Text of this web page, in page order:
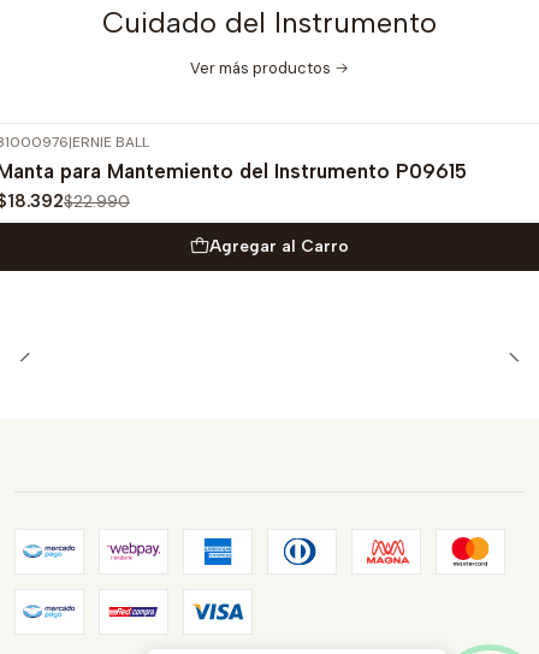
Cuidado del Instrumento
Ver más productos
OFF
|ERNIE BALL
para Mantemiento del Instrumento P09615
$22.990
Agregar al Carro